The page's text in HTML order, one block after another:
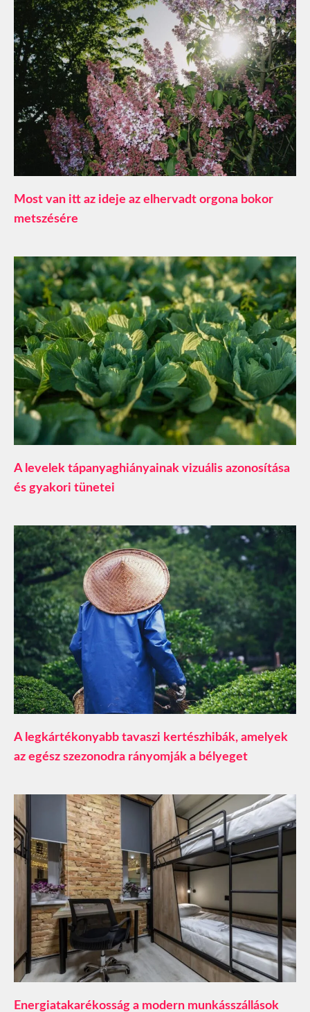
Most van itt az ideje az elhervadt orgona bokor
metszésére
A levelek tápanyaghiányainak vizuális azonosítása
és gyakori tünetei
A legkártékonyabb tavaszi kertészhibák, amelyek
az egész szezonodra rányomják a bélyeget
​Energiatakarékosság a modern munkásszállások